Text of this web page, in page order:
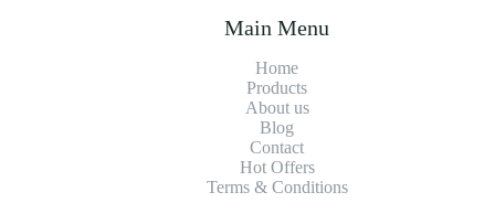
Main Menu
Home
Products
About us
Blog
Contact
Hot Offers
Terms & Conditions